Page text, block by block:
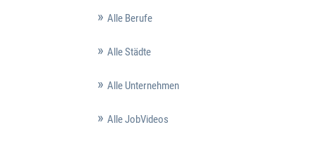
Alle Berufe
Alle Städte
Alle Unternehmen
Alle JobVideos